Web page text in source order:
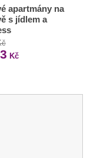
apartmány na
s jídlem a
Kč